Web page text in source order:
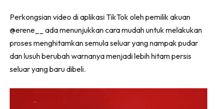
Perkongsian video di aplikasi TikTok oleh pemilik akuan
@erene__ ada menunjukkan cara mudah untuk melakukan
proses menghitamkan semula seluar yang nampak pudar
dan lusuh berubah warnanya menjadi lebih hitam persis
seluar yang baru dibeli.